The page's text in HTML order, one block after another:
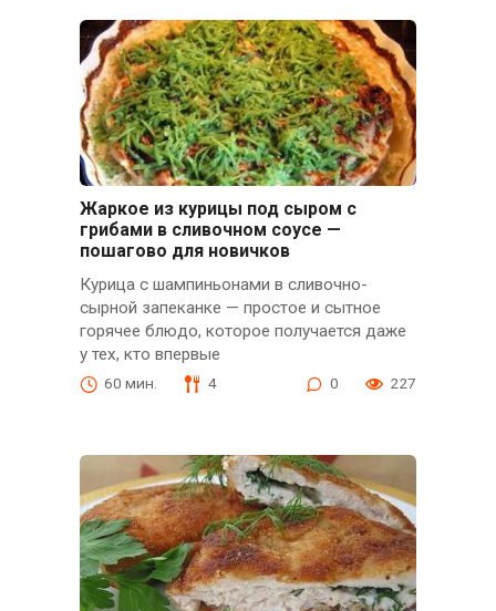
Жаркое из курицы под сыром с
грибами в сливочном соусе —
пошагово для новичков
Курица с шампиньонами в сливочно-
сырной запеканке — простое и сытное
горячее блюдо, которое получается даже
у тех, кто впервые
60 мин. 4 0 227